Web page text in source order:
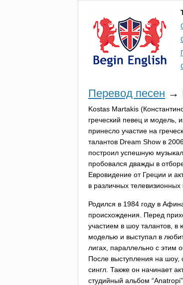
Перевод песен →
Kostas Martakis
греческий певец и модель,
принесло участие на
талантов Dream Show в
построил успешную
пробовался дважды в
Евровидение от Греции и
в различных телевизионных
Родился в 1984 году в
происхождения. Перед
участием в шоу талантов,
моделью и выступал в
лигах, параллельно с этим
После выступления на шоу,
сингл. Также он начинает
студийный альбом “Anatropi